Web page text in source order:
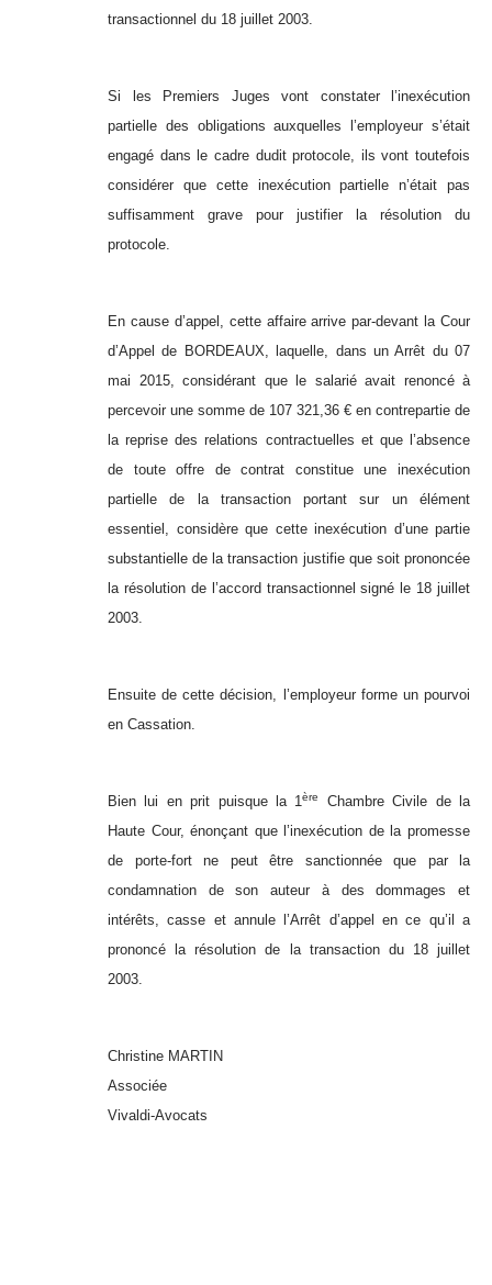
transactionnel du 18 juillet 2003.
Si les Premiers Juges vont constater l’inexécution
partielle des obligations auxquelles l’employeur s’était
engagé dans le cadre dudit protocole, ils vont toutefois
considérer que cette inexécution partielle n’était pas
suffisamment grave pour justifier la résolution du
protocole.
En cause d’appel, cette affaire arrive par-devant la Cour
d’Appel de BORDEAUX, laquelle, dans un Arrêt du 07
mai 2015, considérant que le salarié avait renoncé à
percevoir une somme de 107 321,36 € en contrepartie de
la reprise des relations contractuelles et que l’absence
de toute offre de contrat constitue une inexécution
partielle de la transaction portant sur un élément
essentiel, considère que cette inexécution d’une partie
substantielle de la transaction justifie que soit prononcée
la résolution de l’accord transactionnel signé le 18 juillet
2003.
Ensuite de cette décision, l’employeur forme un pourvoi
en Cassation.
Bien lui en prit puisque la 1ère
Chambre Civile de la
Haute Cour, énonçant que l’inexécution de la promesse
de porte-fort ne peut être sanctionnée que par la
condamnation de son auteur à des dommages et
intérêts, casse et annule l’Arrêt d’appel en ce qu’il a
prononcé la résolution de la transaction du 18 juillet
2003.
Christine MARTIN
Associée
Vivaldi-Avocats